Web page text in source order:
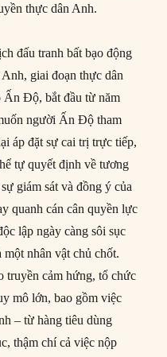
thực dân Anh.
đấu tranh bất bạo động
giai đoạn thực dân
Ấn Độ, bắt đầu từ năm
người Ấn Độ tham
áp đặt sự cai trị trực tiếp,
tự quyết định về tương
giám sát và đồng ý của
quanh cán cân quyền lực
lập ngày càng sôi sục
nhân vật chủ chốt.
truyền cảm hứng, tổ chức
mô lớn, bao gồm việc
– từ hàng tiêu dùng
thậm chí cả việc nộp